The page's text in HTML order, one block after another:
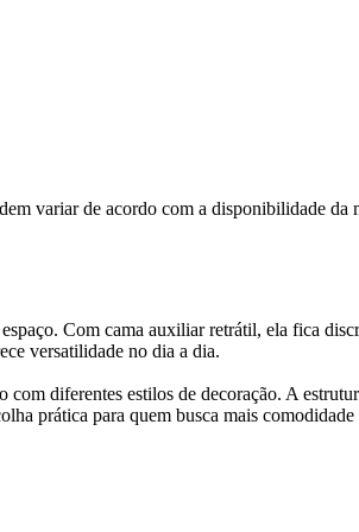
variar de acordo com a disponibilidade
Com cama auxiliar retrátil, ela fica
versatilidade no dia a dia.
diferentes estilos de decoração. A
prática para quem busca mais